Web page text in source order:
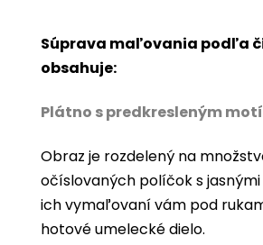
Súprava maľovania podľa
obsahuje:
Plátno s predkresleným
Obraz je rozdelený na
očíslovaných políčok s
ich vymaľovaní vám pod
hotové umelecké dielo.